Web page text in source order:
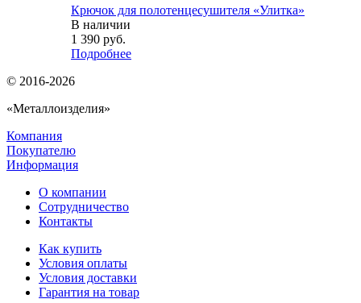
Крючок для полотенцесушителя «Улитка»
В наличии
1 390 руб.
Подробнее
© 2016-2026
«Металлоизделия»
Компания
Покупателю
Информация
О компании
Сотрудничество
Контакты
Как купить
Условия оплаты
Условия доставки
Гарантия на товар